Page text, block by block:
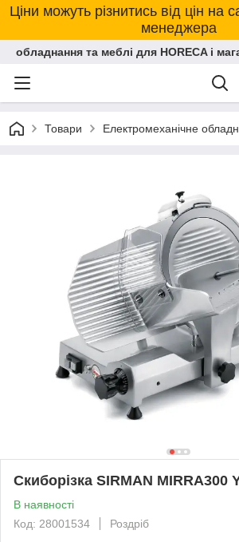
Ціни можуть різнитись від цін на
менеджера
обладнання та меблі для HORECA і
Товари Електромеханічне
Скиборізка SIRMAN MIRRA300
В наявності
Код: 28001534
Роздріб